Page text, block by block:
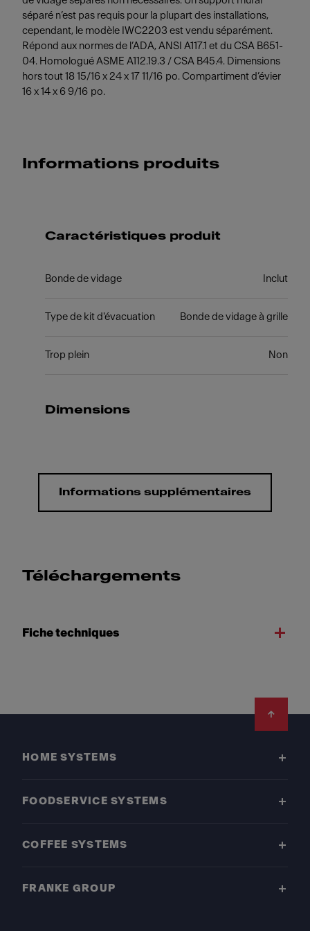
séparé n’est pas requis pour la plupart des installations,
cependant, le modèle IWC2203 est vendu séparément.
Répond aux normes de l’ADA, ANSI A117.1 et du CSA B651-
04. Homologué ASME A112.19.3 / CSA B45.4. Dimensions
hors tout 18 15/16 x 24 x 17 11/16 po. Compartiment d’évier
16 x 14 x 6 9/16 po.
Informations produits
Caractéristiques produit
Bonde de vidage Inclut
Type de kit d'évacuation Bonde de vidage à grille
Trop plein Non
Dimensions
Informations supplémentaires
Téléchargements
Fiche techniques
HOME SYSTEMS
FOODSERVICE SYSTEMS
COFFEE SYSTEMS
FRANKE GROUP